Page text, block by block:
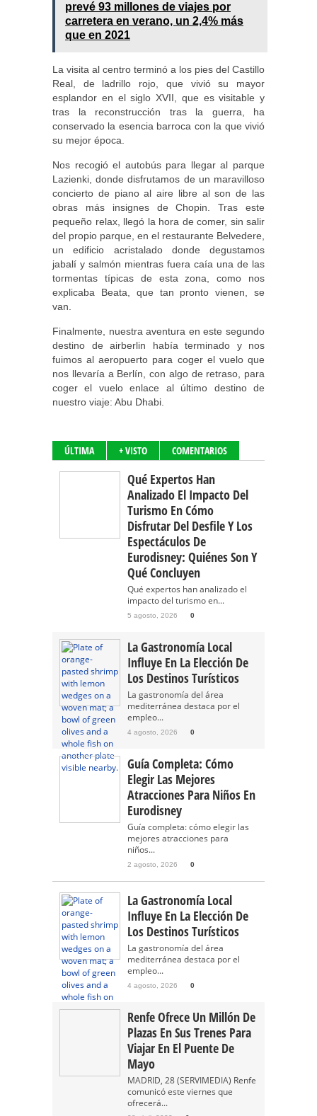
prevé 93 millones de viajes por
carretera en verano, un 2,4% más
que en 2021
La visita al centro terminó a los pies del Castillo
Real, de ladrillo rojo, que vivió su mayor
esplandor en el siglo XVII, que es visitable y
tras la reconstrucción tras la guerra, ha
conservado la esencia barroca con la que vivió
su mejor época.
Nos recogió el autobús para llegar al parque
Lazienki, donde disfrutamos de un maravilloso
concierto de piano al aire libre al son de las
obras más insignes de Chopin. Tras este
pequeño relax, llegó la hora de comer, sin salir
del propio parque, en el restaurante Belvedere,
un edificio acristalado donde degustamos
jabalí y salmón mientras fuera caía una de las
tormentas típicas de esta zona, como nos
explicaba Beata, que tan pronto vienen, se
van.
Finalmente, nuestra aventura en este segundo
destino de airberlin había terminado y nos
fuimos al aeropuerto para coger el vuelo que
nos llevaría a Berlín, con algo de retraso, para
coger el vuelo enlace al último destino de
nuestro viaje: Abu Dhabi.
ÚLTIMA + VISTO COMENTARIOS
Qué Expertos Han
Analizado El Impacto Del
Turismo En Cómo
Disfrutar Del Desfile Y Los
Espectáculos De
Eurodisney: Quiénes Son Y
Qué Concluyen
Qué expertos han analizado el
impacto del turismo en...
5 agosto, 2026 0
La Gastronomía Local
Influye En La Elección De
Los Destinos Turísticos
La gastronomía del área
mediterránea destaca por el
empleo...
4 agosto, 2026 0
Guía Completa: Cómo
Elegir Las Mejores
Atracciones Para Niños En
Eurodisney
Guía completa: cómo elegir las
mejores atracciones para
niños...
2 agosto, 2026 0
La Gastronomía Local
Influye En La Elección De
Los Destinos Turísticos
La gastronomía del área
mediterránea destaca por el
empleo...
4 agosto, 2026 0
Renfe Ofrece Un Millón De
Plazas En Sus Trenes Para
Viajar En El Puente De
Mayo
MADRID, 28 (SERVIMEDIA) Renfe
comunicó este viernes que
ofrecerá...